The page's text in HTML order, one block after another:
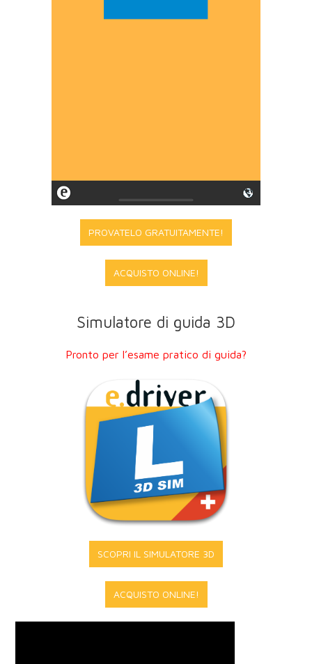
PROVATELO GRATUITAMENTE!
ACQUISTO ONLINE!
Simulatore di guida 3D
Pronto per l’esame pratico di guida?
SCOPRI IL SIMULATORE 3D
ACQUISTO ONLINE!